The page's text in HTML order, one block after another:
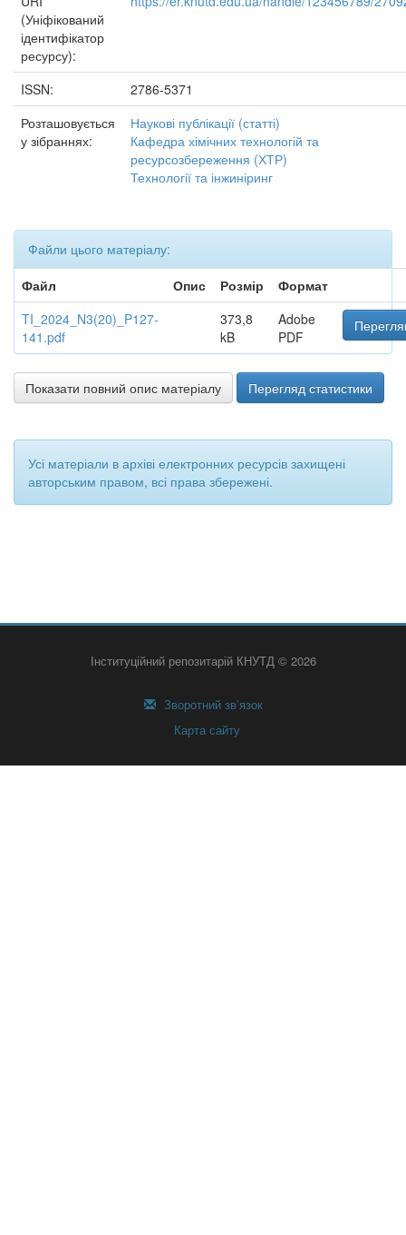
(Уніфікований
ідентифікатор
ресурсу):
ISSN:
2786-5371
Розташовується
у зібраннях:
Наукові публікації (статті)
Кафедра хімічних технологій та
ресурсозбереження (ХТР)
Технології та інжиніринг
Файли цього матеріалу:
Файл
Опис Розмір
Формат
TI_2024_N3(20)_P127-
141.pdf
373,8
kB
Adobe
PDF
Показати повний опис матеріалу Перегляд статистики
Усі матеріали в архіві електронних ресурсів захищені
авторським правом, всі права збережені.
Інституційний репозитарій КНУТД © 2026
Зворотний зв’язок
Карта сайту